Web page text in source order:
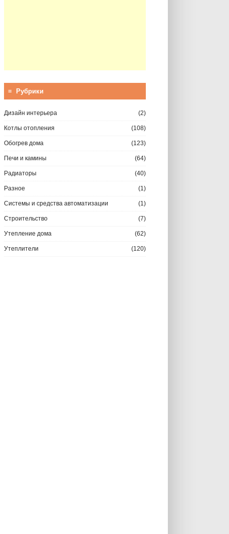
≡ Рубрики
Дизайн интерьера (2)
Котлы отопления (108)
Обогрев дома (123)
Печи и камины (64)
Радиаторы (40)
Разное (1)
Системы и средства автоматизации (1)
Строительство (7)
Утепление дома (62)
Утеплители (120)